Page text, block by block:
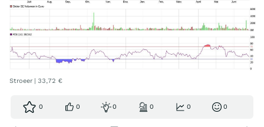
Stroeer | 33,72 €
0 0 0 0 0 0